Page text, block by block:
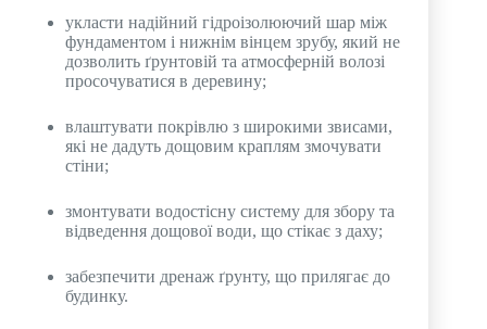
укласти надійний гідроізолюючий шар між
фундаментом і нижнім вінцем зрубу, який не
дозволить ґрунтовій та атмосферній волозі
просочуватися в деревину;
влаштувати покрівлю з широкими звисами,
які не дадуть дощовим краплям змочувати
стіни;
змонтувати водостісну систему для збору та
відведення дощової води, що стікає з даху;
забезпечити дренаж ґрунту, що прилягає до
будинку.